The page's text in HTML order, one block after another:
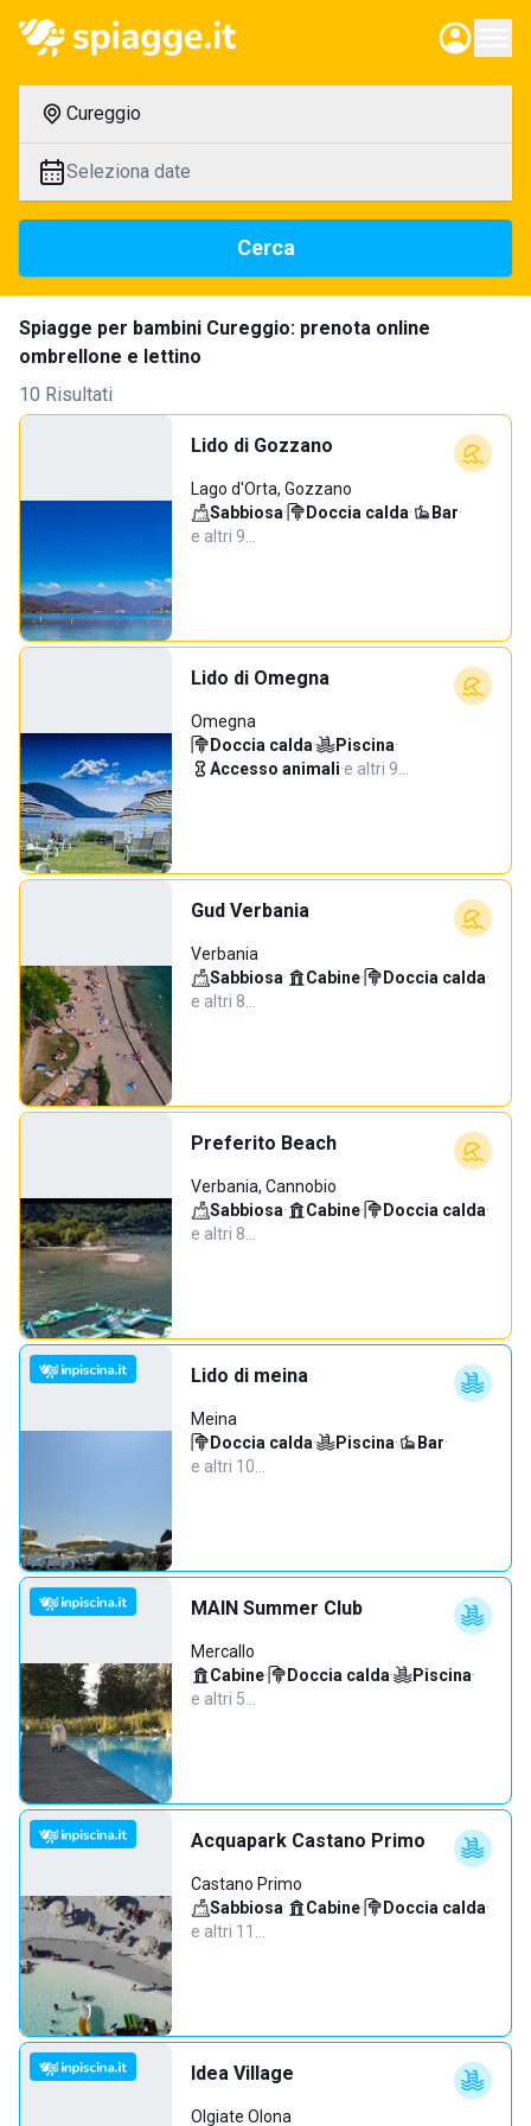
Cureggio
Seleziona date
Cerca
Spiagge per bambini Cureggio: prenota online
ombrellone e lettino
10 Risultati
Lido di Gozzano
Lago d'Orta, Gozzano
Sabbiosa· Doccia calda· Bar·
e altri 9…
Lido di Omegna
Omegna
Doccia calda· Piscina·
Accesso animali·e altri 9…
Gud Verbania
Verbania
Sabbiosa· Cabine· Doccia calda·
e altri 8…
Preferito Beach
Verbania, Cannobio
Sabbiosa· Cabine· Doccia calda·
e altri 8…
Lido di meina
Meina
Doccia calda· Piscina· Bar·
e altri 10…
MAIN Summer Club
Mercallo
Cabine· Doccia calda· Piscina·
e altri 5…
Acquapark Castano Primo
Castano Primo
Sabbiosa· Cabine· Doccia calda·
e altri 11…
Idea Village
Olgiate Olona